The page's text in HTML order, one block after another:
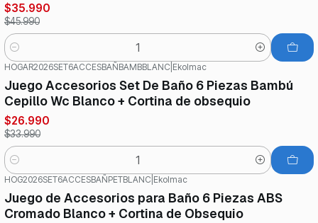
$35.990
$45.990
Cantidad
HOGAR2026SET6ACCESBAÑBAMBBLANC Ekolmac
Juego Accesorios Set De Baño 6 Piezas Bambú
Cepillo Wc Blanco + Cortina de obsequio
$26.990
$33.990
Cantidad
HOG2026SET6ACCESBAÑPETBLANC Ekolmac
Juego de Accesorios para Baño 6 Piezas ABS
Cromado Blanco + Cortina de Obsequio